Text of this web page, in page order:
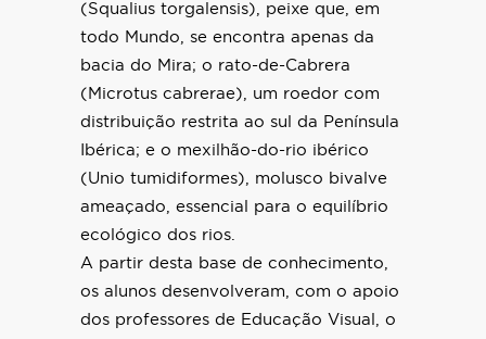
(Squalius torgalensis), peixe que, em
todo Mundo, se encontra apenas da
bacia do Mira; o rato-de-Cabrera
(Microtus cabrerae), um roedor com
distribuição restrita ao sul da Península
Ibérica; e o mexilhão-do-rio ibérico
(Unio tumidiformes), molusco bivalve
ameaçado, essencial para o equilíbrio
ecológico dos rios.
A partir desta base de conhecimento,
os alunos desenvolveram, com o apoio
dos professores de Educação Visual, o